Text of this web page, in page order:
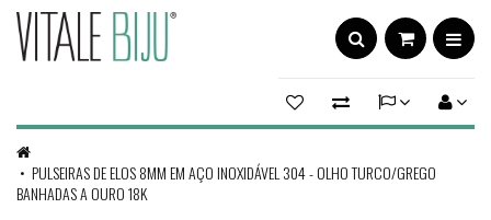
PULSEIRAS DE ELOS 8MM EM AÇO INOXIDÁVEL 304 - OLHO TURCO/GREGO
BANHADAS A OURO 18K